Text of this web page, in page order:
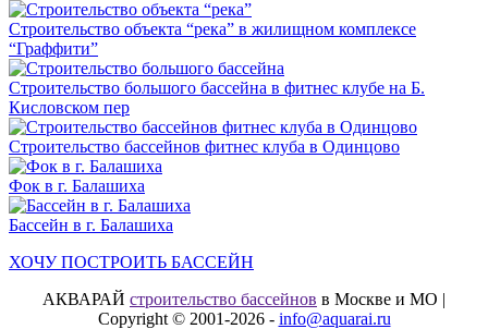
Строительство объекта “река” в жилищном комплексе
“Граффити”
Строительство большого бассейна в фитнес клубе на Б.
Кисловском пер
Строительство бассейнов фитнес клуба в Одинцово
Фок в г. Балашиха
Бассейн в г. Балашиха
ХОЧУ ПОСТРОИТЬ БАССЕЙН
АКВАРАЙ строительство бассейнов в Москве и МО |
Copyright © 2001-2026 - info@aquarai.ru